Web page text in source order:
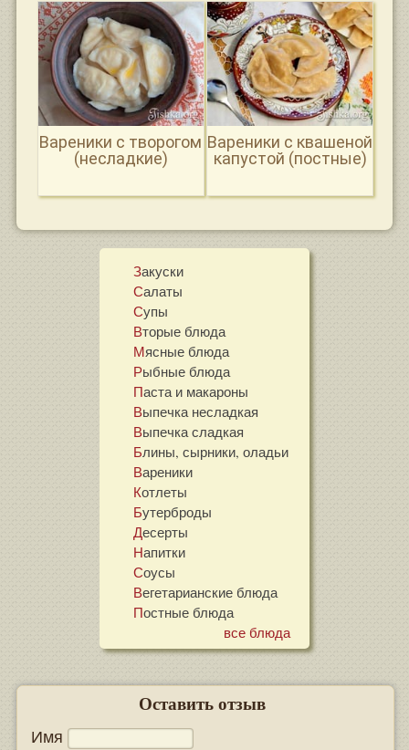
Вареники с творогом
(несладкие)
Вареники с квашеной
капустой (постные)
Закуски
Салаты
Супы
Вторые блюда
Мясные блюда
Рыбные блюда
Паста и макароны
Выпечка несладкая
Выпечка сладкая
Блины, сырники, оладьи
Вареники
Котлеты
Бутерброды
Десерты
Напитки
Соусы
Вегетарианские блюда
Постные блюда
все блюда
Оставить отзыв
Имя